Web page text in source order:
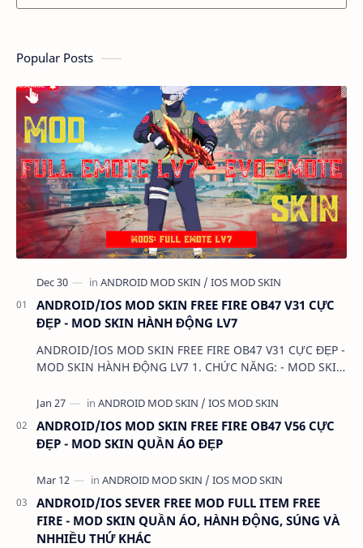
Popular Posts
ANDROID/IOS MOD SKIN FREE FIRE OB47 V31 CỰC
ĐẸP - MOD SKIN HÀNH ĐỘNG LV7
ANDROID/IOS MOD SKIN FREE FIRE OB47 V31 CỰC ĐẸP -
MOD SKIN HÀNH ĐỘNG LV7 1. CHỨC NĂNG: - MOD SKIN
LIN…
ANDROID/IOS MOD SKIN FREE FIRE OB47 V56 CỰC
ĐẸP - MOD SKIN QUẦN ÁO ĐẸP
ANDROID/IOS SEVER FREE MOD FULL ITEM FREE
FIRE - MOD SKIN QUẦN ÁO, HÀNH ĐỘNG, SÚNG VÀ
NHHIỀU THỨ KHÁC